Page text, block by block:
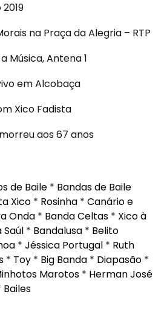
na Praça da Alegria – RTP
Música, Antena 1
em Alcobaça
Xico Fadista
aos 67 anos
de Baile * Bandas de Baile
Xico * Rosinha * Canário e
Onda * Banda Celtas * Xico à
* Bandalusa * Belito
* Jéssica Portugal * Ruth
* Toy * Big Banda * Diapasão *
Marotos * Herman José
Bailes